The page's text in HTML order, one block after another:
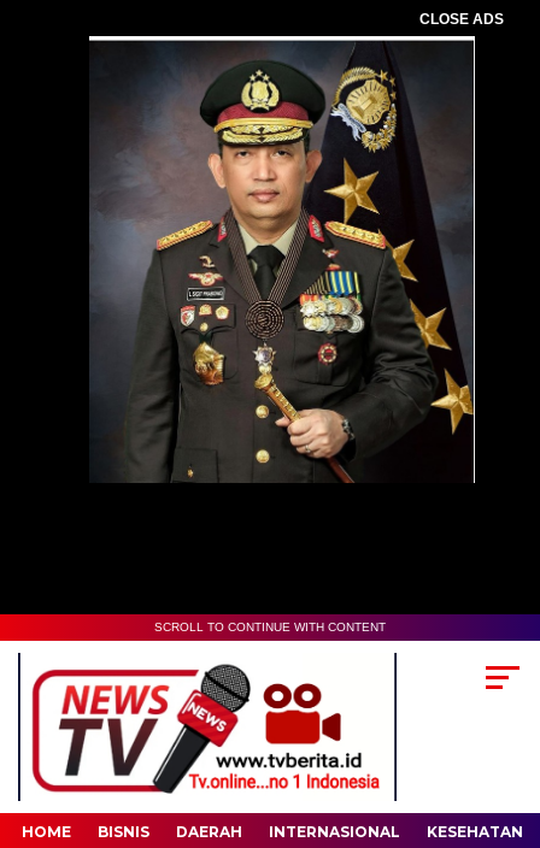
CLOSE ADS
00:00
SCROLL TO CONTINUE WITH CONTENT
HOME BISNIS DAERAH INTERNASIONAL KESEHATAN